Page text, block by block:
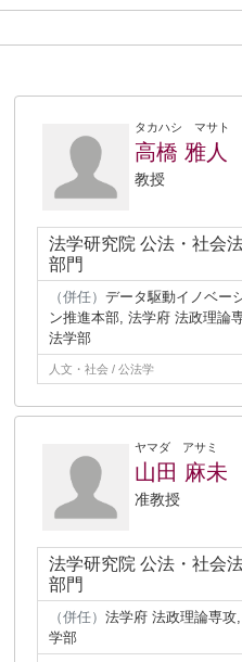
タカハシ マサト
高橋 雅人
教授
法学研究院 公法・社会
部門
（併任） データ駆動イノベー
ン推進本部, 法学府 法政理論
法学部
人文・社会 / 公法学
ヤマダ アサミ
山田 麻未
准教授
法学研究院 公法・社会
部門
（併任） 法学府 法政理論専攻
学部